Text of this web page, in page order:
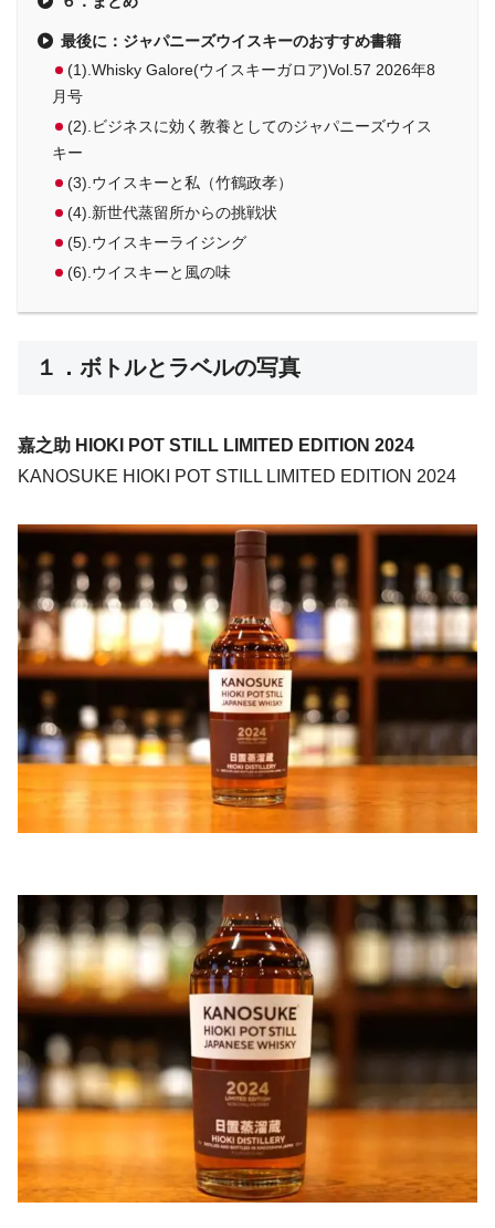
最後に：ジャパニーズウイスキーのおすすめ書籍
(1).Whisky Galore(ウイスキーガロア)Vol.57 2026年8
月号
(2).ビジネスに効く教養としてのジャパニーズウイス
キー
(3).ウイスキーと私（竹鶴政孝）
(4).新世代蒸留所からの挑戦状
(5).ウイスキーライジング
(6).ウイスキーと風の味
１．ボトルとラベルの写真
嘉之助 HIOKI POT STILL LIMITED EDITION 2024
KANOSUKE HIOKI POT STILL LIMITED EDITION 2024